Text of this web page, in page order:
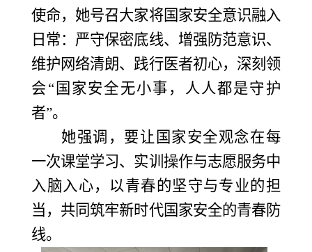
使命，她号召大家将国家安全意识融入
日常：严守保密底线、增强防范意识、
维护网络清朗、践行医者初心，深刻领
会“国家安全无小事，人人都是守护
者”。
她强调，要让国家安全观念在每
一次课堂学习、实训操作与志愿服务中
入脑入心，以青春的坚守与专业的担
当，共同筑牢新时代国家安全的青春防
线。